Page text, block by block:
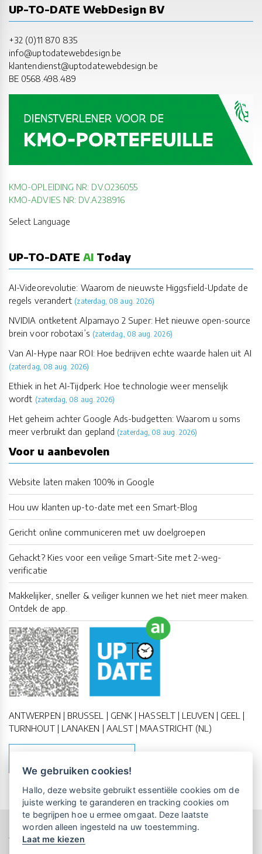
UP-TO-DATE WebDesign BV
+32 (0)11 870 835
info@uptodatewebdesign.be
klantendienst@uptodatewebdesign.be
BE 0568.498.489
KMO-OPLEIDING NR: DV.O236055
KMO-ADVIES NR: DV.A238916
Select Language
UP-TO-DATE AI Today
AI-Videorevolutie: Waarom de nieuwste Higgsfield-Update de
regels verandert (zaterdag, 08 aug. 2026)
NVIDIA ontketent Alpamayo 2 Super: Het nieuwe open-source
brein voor robotaxi’s (zaterdag, 08 aug. 2026)
Van AI-Hype naar ROI: Hoe bedrijven echte waarde halen uit AI
(zaterdag, 08 aug. 2026)
Ethiek in het AI-Tijdperk: Hoe technologie weer menselijk
wordt (zaterdag, 08 aug. 2026)
Het geheim achter Google Ads-budgetten: Waarom u soms
meer verbruikt dan gepland (zaterdag, 08 aug. 2026)
Voor u aanbevolen
Website laten maken 100% in Google
Hou uw klanten up-to-date met een Smart-Blog
Gericht online communiceren met uw doelgroepen
Gehackt? Kies voor een veilige Smart-Site met 2-weg-
verificatie
Makkelijker, sneller & veiliger kunnen we het niet meer maken.
Ontdek de app.
ANTWERPEN | BRUSSEL | GENK | HASSELT | LEUVEN | GEEL |
TURNHOUT | LANAKEN | AALST | MAASTRICHT (NL)
Copyright All Rights Reserved © 2011-2026 UP-TO-DATE
WebDesign
We gebruiken cookies!
Hallo, deze website gebruikt essentiële cookies om de
juiste werking te garanderen en tracking cookies om
te begrijpen hoe u ermee omgaat. Deze laatste
worden alleen ingesteld na uw toestemming.
Laat me kiezen
Vrijblijvende kennismaking?Boek
een persoonlijke demo.
Maandelijks gratis opleidingen